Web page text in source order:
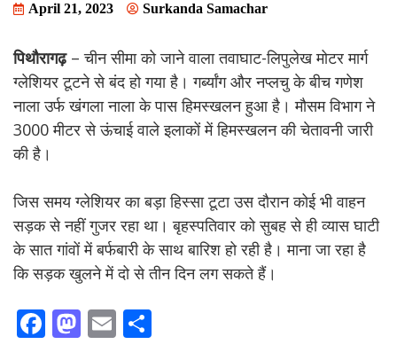
April 21, 2023 Surkanda Samachar
पिथौरागढ़– चीन सीमा को जाने वाला तवाघाट-लिपुलेख मोटर मार्ग
ग्लेशियर टूटने से बंद हो गया है। गर्ब्यांग और नप्लचु के बीच गणेश
नाला उर्फ खंगला नाला के पास हिमस्खलन हुआ है। मौसम विभाग ने
3000 मीटर से ऊंचाई वाले इलाकों में हिमस्खलन की चेतावनी जारी
की है।
जिस समय ग्लेशियर का बड़ा हिस्सा टूटा उस दौरान कोई भी वाहन
सड़क से नहीं गुजर रहा था। बृहस्पतिवार को सुबह से ही व्यास घाटी
के सात गांवों में बर्फबारी के साथ बारिश हो रही है। माना जा रहा है
कि सड़क खुलने में दो से तीन दिन लग सकते हैं।
F M E